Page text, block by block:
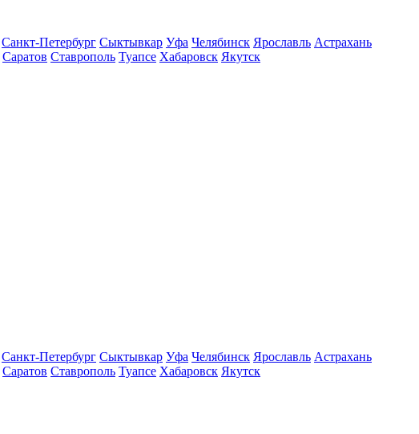
Санкт-Петербург Сыктывкар Уфа Челябинск Ярославль Астрахань
Саратов Ставрополь Туапсе Хабаровск Якутск
Санкт-Петербург Сыктывкар Уфа Челябинск Ярославль Астрахань
Саратов Ставрополь Туапсе Хабаровск Якутск